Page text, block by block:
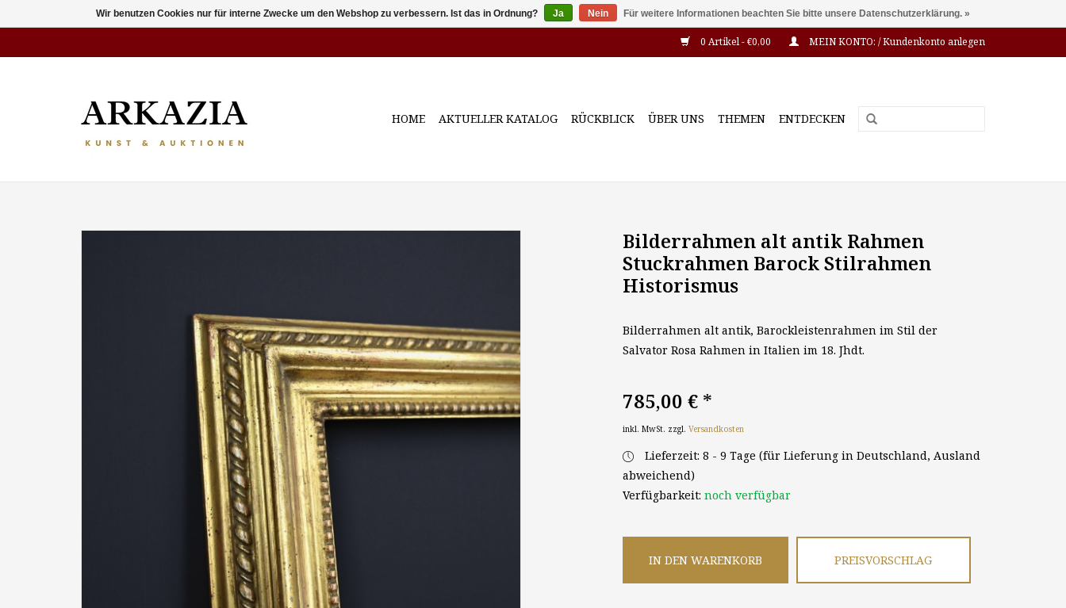
0 Artikel - €0,00 MEIN KONTO: / Kundenkonto anlegen
HOME AKTUELLER KATALOG RÜCKBLICK ÜBER UNS THEMEN ENTDECKEN
Bilderrahmen alt antik Rahmen
Stuckrahmen Barock Stilrahmen
Historismus
Bilderrahmen alt antik, Barockleistenrahmen im Stil der
Salvator Rosa Rahmen in Italien im 18. Jhdt.
785,00 € *
inkl. MwSt. zzgl. Versandkosten
Lieferzeit: 8 - 9 Tage (für Lieferung in Deutschland, Ausland
abweichend)
Verfügbarkeit: noch verfügbar
IN DEN WARENKORB PREISVORSCHLAG
Wir benutzen Cookies nur für interne Zwecke um den Webshop zu verbessern. Ist das in Ordnung? Ja Nein Für weitere Informationen beachten Sie bitte unsere Datenschutzerklärung. »